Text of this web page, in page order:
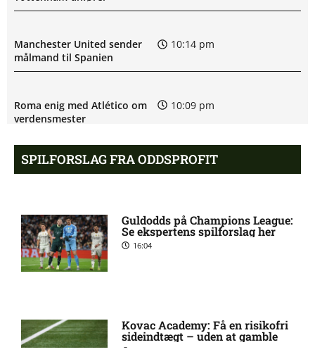
Manchester United sender
målmand til Spanien
10:14 pm
Roma enig med Atlético om
verdensmester
10:09 pm
Chelsea sælger Chalobah til
10:06 pm
Premier League-klub henter
FCN-profil
10:04 pm
Arsenal henter Bruno
SPILFORSLAG FRA ODDSPROFIT
Guldodds på Champions League:
Se ekspertens spilforslag her
16:04
Kovac Academy: Få en risikofri
sideindtægt – uden at gamble